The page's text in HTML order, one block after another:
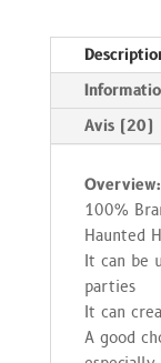
Avis (20)
Overview:
100%
Haunted
It can be
parties
It can
A good